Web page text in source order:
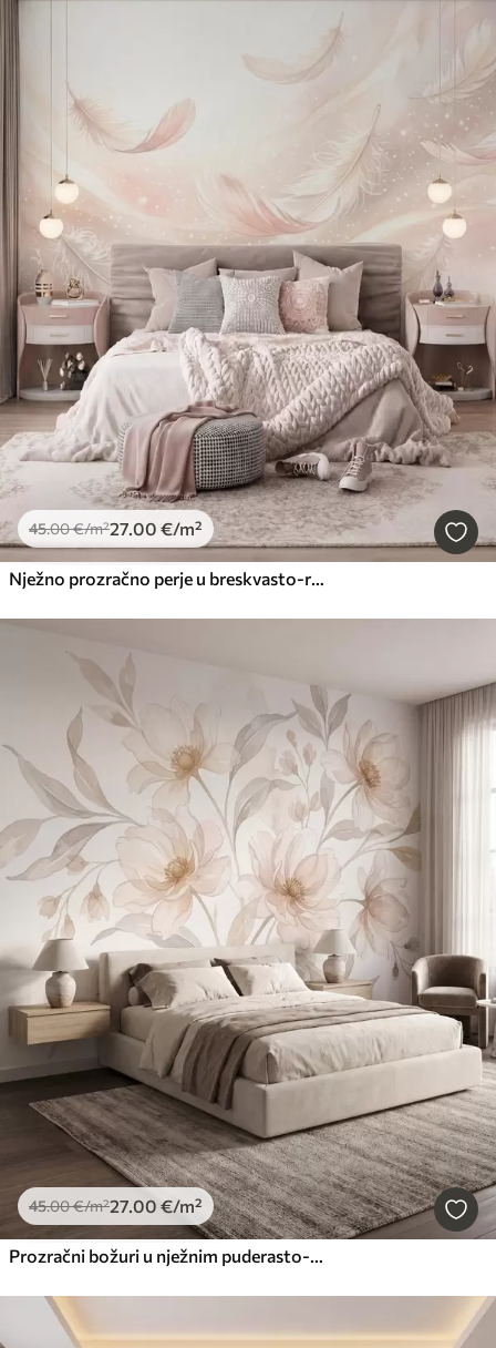
45.00€/m²27.00 €/m²
Nježno prozračno perje u breskvasto-ružičastoj izmaglici sa svjetlucavim efektom
45.00€/m²27.00 €/m²
Prozračni božuri u nježnim puderasto-bež tonovima